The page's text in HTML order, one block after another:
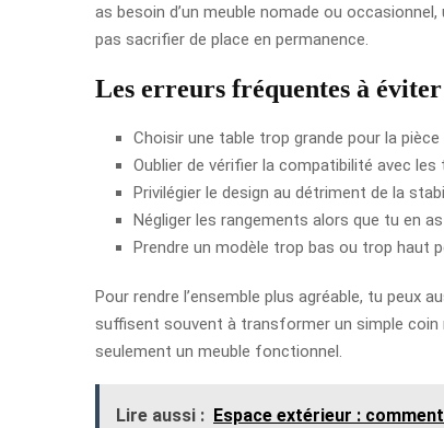
as besoin d’un meuble nomade ou
pas sacrifier de place en permanence.
Les erreurs fréquentes à éviter
Choisir une table trop grande pour la
Oublier de vérifier la compatibilité avec les
Privilégier le design au détriment de la
Négliger les rangements alors que tu en
Prendre un modèle trop bas ou trop haut
Pour rendre l’ensemble plus agréable, tu peux
suffisent souvent à transformer un simple coin
seulement un meuble fonctionnel.
Lire aussi : Espace extérieur :